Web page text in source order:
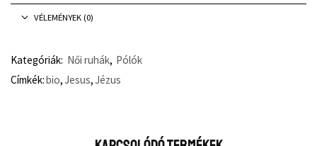
VÉLEMÉNYEK (0)
Kategóriák: Női ruhák, Pólók
Címkék:bio,Jesus,Jézus